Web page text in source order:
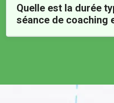
Quelle est la durée
séance de coaching